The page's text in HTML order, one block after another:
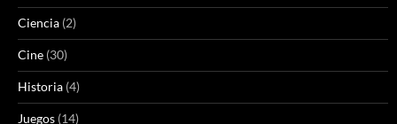
Ciencia (2)
Cine (30)
Historia (4)
Juegos (14)